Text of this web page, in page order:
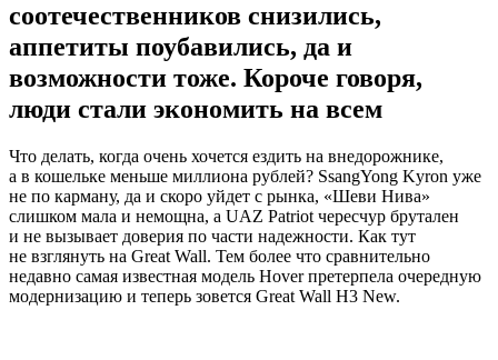
соотечественников снизились,
аппетиты поубавились, да и
возможности тоже. Короче говоря,
люди стали экономить на всем
Что делать, когда очень хочется ездить на внедорожнике,
а в кошельке меньше миллиона рублей? SsangYong Kyron уже
не по карману, да и скоро уйдет с рынка, «Шеви Нива»
слишком мала и немощна, а UAZ Patriot чересчур брутален
и не вызывает доверия по части надежности. Как тут
не взглянуть на Great Wall. Тем более что сравнительно
недавно самая известная модель Hover претерпела очередную
модернизацию и теперь зовется Great Wall H3 New.